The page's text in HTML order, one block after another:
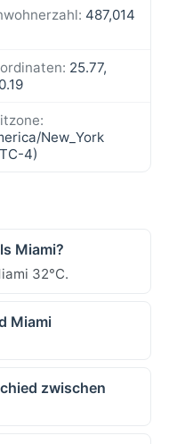
487,014
25.77,
New_York
4)
Miami?
32°C.
Miami
zwischen